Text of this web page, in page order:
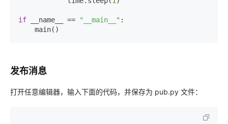
if __name__ == "__main__" :
    main()
发布消息
打开任意编辑器，输入下面的代码，并保存为 pub.py 文件：